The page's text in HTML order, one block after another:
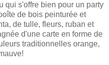
qui s'offre bien pour un party
de bois peinturée et
de tulle, fleurs, ruban et
d'une carte en forme de
traditionnelles orange,